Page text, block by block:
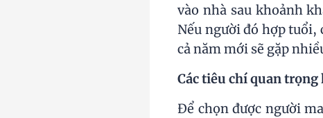
vào nhà sau khoảnh
Nếu người đó hợp tuổi,
cả năm mới sẽ gặp
Các tiêu chí quan
Để chọn được người